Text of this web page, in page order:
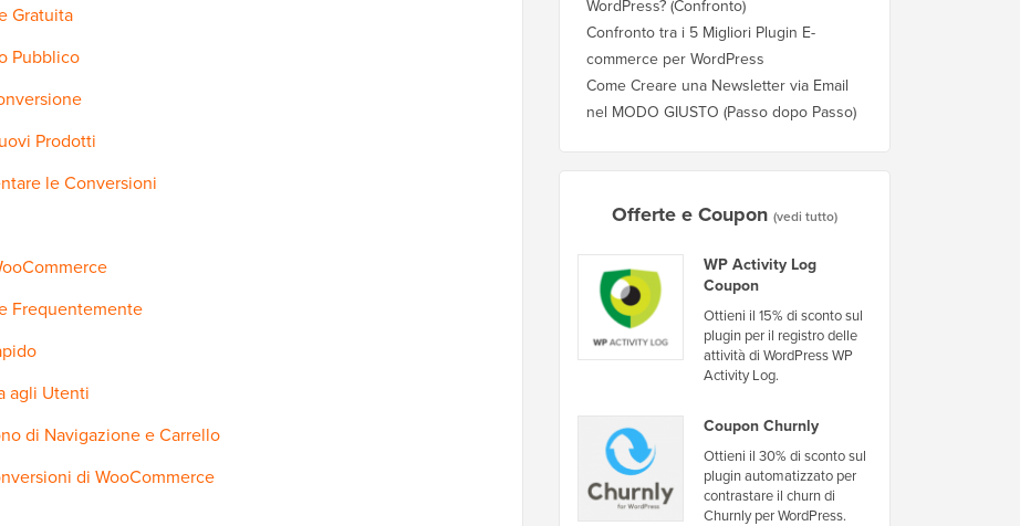
Gratuita
Pubblico
Prodotti
le Conversioni
Frequentemente
agli Utenti
di Navigazione e Carrello
di WooCommerce
WordPress? (Confronto)
Confronto tra i 5 Migliori Plugin E-
commerce per WordPress
Come Creare una Newsletter via Email
nel MODO GIUSTO (Passo dopo Passo)
Offerte e Coupon (vedi tutto)
WP Activity Log
Coupon
Ottieni il 15% di sconto sul
plugin per il registro delle
attività di WordPress WP
Activity Log.
Coupon Churnly
Ottieni il 30% di sconto sul
plugin automatizzato per
contrastare il churn di
Churnly per WordPress.